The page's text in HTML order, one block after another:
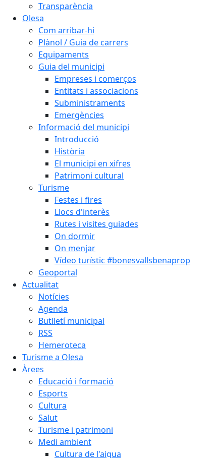
Transparència
Olesa
Com arribar-hi
Plànol / Guia de carrers
Equipaments
Guia del municipi
Empreses i comerços
Entitats i associacions
Subministraments
Emergències
Informació del municipi
Introducció
Història
El municipi en xifres
Patrimoni cultural
Turisme
Festes i fires
Llocs d'interès
Rutes i visites guiades
On dormir
On menjar
Vídeo turístic #bonesvallsbenaprop
Geoportal
Actualitat
Notícies
Agenda
Butlletí municipal
RSS
Hemeroteca
Turisme a Olesa
Àrees
Educació i formació
Esports
Cultura
Salut
Turisme i patrimoni
Medi ambient
Cultura de l'aigua